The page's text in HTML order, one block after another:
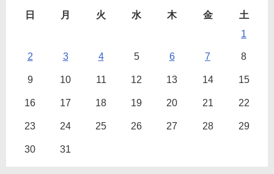
日 月 火 水 木 金
土
1
2 3 4 5 6 7 8
9 10 11 12 13 14 15
16 17 18 19 20 21 22
23 24 25 26 27 28 29
30 31